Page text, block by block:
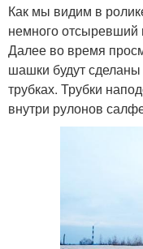
Как мы видим в
немного отсыревший
Далее во время
шашки будут сделаны
трубках. Трубки
внутри рулонов